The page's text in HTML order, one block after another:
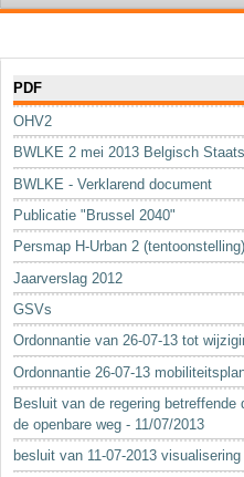
De spelregels
Stedenbouwkundige vergunning
Cartografie
Studies en publicaties
Sleutelwoorden
Stedenbouwkundige inlichtingen
PDF
OHV2
BWLKE 2 mei 2013 Belgisch
BWLKE - Verklarend document
Publicatie "Brussel 2040"
Persmap H-Urban 2 (tentoonstelling)
Jaarverslag 2012
GSVs
Ordonnantie van 26-07-13 tot
Ordonnantie 26-07-13
Besluit van de regering
de openbare weg - 11/07/2013
besluit van 11-07-2013